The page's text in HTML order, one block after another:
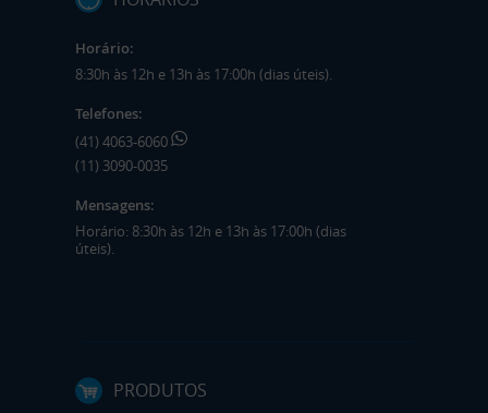
Horário:
8:30h às 12h e 13h às 17:00h (dias úteis).
Telefones:
(41) 4063-6060
(11) 3090-0035
Mensagens:
Horário: 8:30h às 12h e 13h às 17:00h (dias
úteis).
PRODUTOS